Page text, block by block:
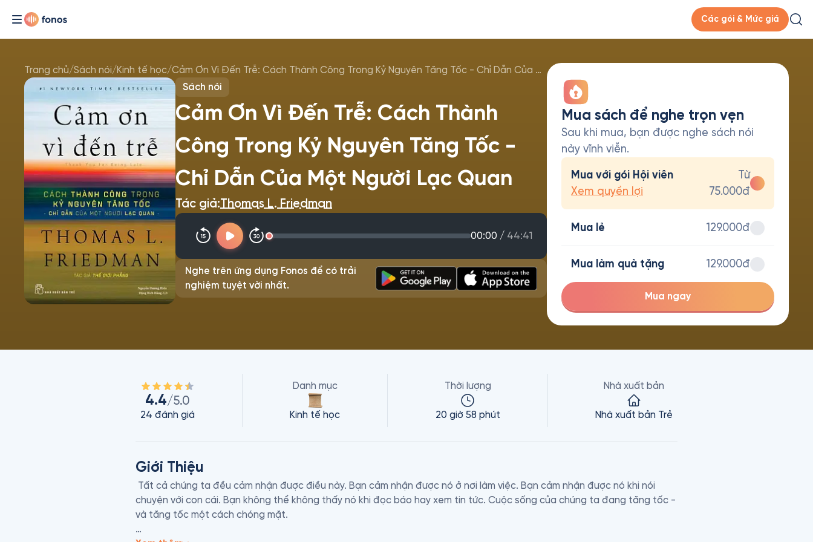
Các gói & Mức giá
Trang chủ/Sách nói/Kinh tế học/
Cảm Ơn Vì Đến Trễ: Cách Thành Công Trong Kỷ Nguyên Tăng Tốc - Chỉ Dẫn Của Một Người Lạc Quan
Sách nói
Cảm Ơn Vì Đến Trễ: Cách Thành
Công Trong Kỷ Nguyên Tăng Tốc -
Chỉ Dẫn Của Một Người Lạc Quan
Tác giả:Thomas L. Friedman
00:00 / 44:41
Nghe trên ứng dụng Fonos để có trải
nghiệm tuyệt vời nhất.
Mua sách để nghe trọn vẹn
Sau khi mua, bạn được nghe sách nói
này vĩnh viễn.
Mua với gói Hội viên
Xem quyền lợi
Từ
75.000đ
Mua lẻ 129.000đ
Mua làm quà tặng 129.000đ
Mua ngay
4.4/5.0
24 đánh giá
Danh mục
Kinh tế học
Thời lượng
20 giờ 58 phút
Nhà xuất bản
Nhà xuất bản Trẻ
Giới Thiệu
Tất cả chúng ta đều cảm nhận được điều này. Bạn cảm nhận được nó ở nơi làm việc. Bạn cảm nhận được nó khi nói
chuyện với con cái. Bạn không thể không thấy nó khi đọc báo hay xem tin tức. Cuộc sống của chúng ta đang tăng tốc -
và tăng tốc một cách chóng mặt.